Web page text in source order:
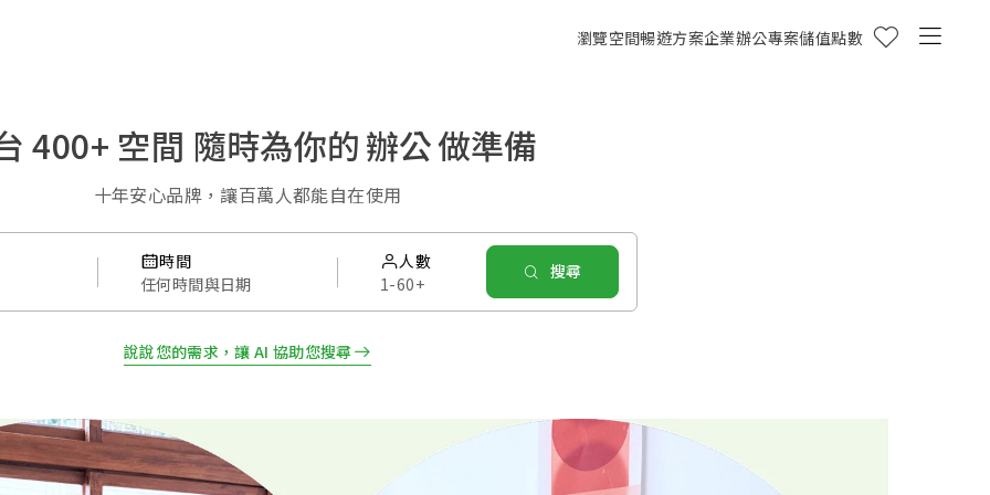
瀏覽空間暢遊方案企業辦公專案儲值點數
400+ 空間 隨時為你的教學做準備
十年安心品牌，讓百萬人都能自在使用
時間
任何時間與日期
人數
1-60+
搜尋
說說您的需求，讓 AI 協助您搜尋